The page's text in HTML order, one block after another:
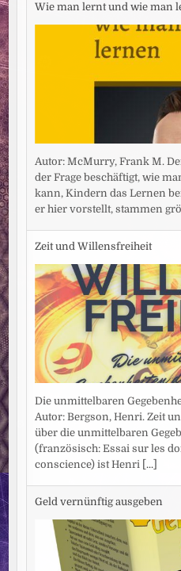
Wie man lernt und wie man
Autor: McMurry, Frank M.
der Frage beschäftigt, wie
kann, Kindern das Lernen
er hier vorstellt, stammen
Zeit und Willensfreiheit
Die unmittelbaren
Autor: Bergson, Henri. Zeit
über die unmittelbaren
(französisch: Essai sur les
conscience) ist Henri [...]
Geld vernünftig ausgeben